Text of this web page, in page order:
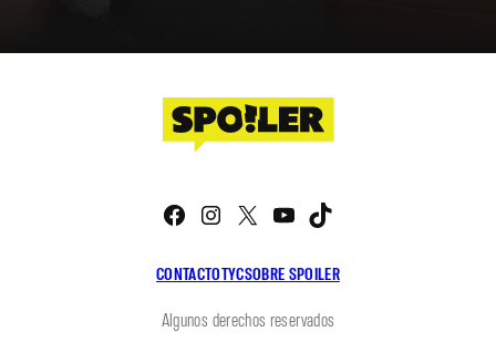
CONTACTOTYCSOBRE SPOILER
Facebook
Instagram
X YouTube
Algunos derechos reservados